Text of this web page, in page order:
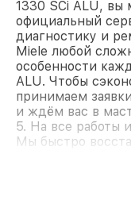
1330 SCi ALU, вы
официальный
диагностику и
Miele любой
особенности
ALU. Чтобы
принимаем
и ждём вас в
5. На все работы
Мы быстро